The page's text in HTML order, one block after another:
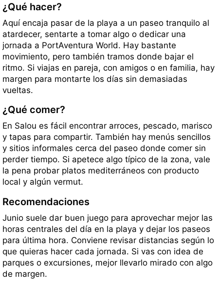
¿Qué hacer?
Aquí encaja pasar de la playa a un paseo tranquilo al
atardecer, sentarte a tomar algo o dedicar una
jornada a PortAventura World. Hay bastante
movimiento, pero también tramos donde bajar el
ritmo. Si viajas en pareja, con amigos o en familia, hay
margen para montarte los días sin demasiadas
vueltas.
¿Qué comer?
En Salou es fácil encontrar arroces, pescado, marisco
y tapas para compartir. También hay menús sencillos
y sitios informales cerca del paseo donde comer sin
perder tiempo. Si apetece algo típico de la zona, vale
la pena probar platos mediterráneos con producto
local y algún vermut.
Recomendaciones
Junio suele dar buen juego para aprovechar mejor las
horas centrales del día en la playa y dejar los paseos
para última hora. Conviene revisar distancias según lo
que quieras hacer cada jornada. Si vas con idea de
parques o excursiones, mejor llevarlo mirado con algo
de margen.